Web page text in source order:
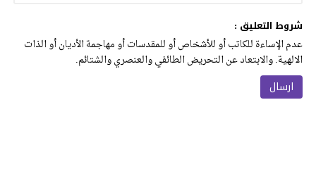
شروط التعليق :
عدم الإساءة للكاتب أو للأشخاص أو للمقدسات أو مهاجمة الأديان أو الذات
الالهية. والابتعاد عن التحريض الطائفي والعنصري والشتائم.